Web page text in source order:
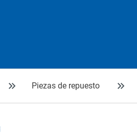
Piezas de repuesto